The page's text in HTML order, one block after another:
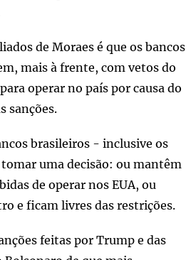
de Moraes é que os bancos
mais à frente, com vetos do
operar no país por causa do
sanções.
brasileiros - inclusive os
uma decisão: ou mantêm
de operar nos EUA, ou
e ficam livres das restrições.
feitas por Trump e das